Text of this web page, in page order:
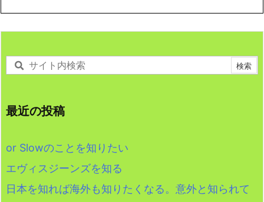
最近の投稿
or Slowのことを知りたい
エヴィスジーンズを知る
日本を知れば海外も知りたくなる。意外と知られて